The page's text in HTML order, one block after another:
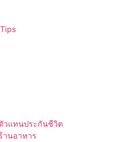
วแทนประกันชีวิต
านอาหาร